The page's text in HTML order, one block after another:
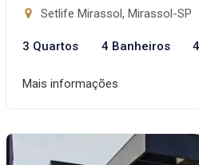
Setlife Mirassol, Mirassol-SP
3 Quartos 4 Banheiros
Mais informações